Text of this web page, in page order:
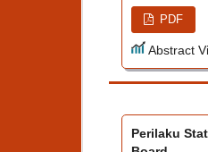
PDF
Abstract
Perilaku